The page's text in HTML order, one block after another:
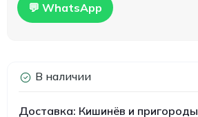
💬 WhatsApp
В наличии
Доставка: Кишинёв и пригороды